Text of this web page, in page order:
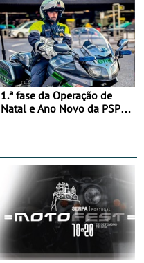
1.ª fase da Operação de
Natal e Ano Novo da PSP e